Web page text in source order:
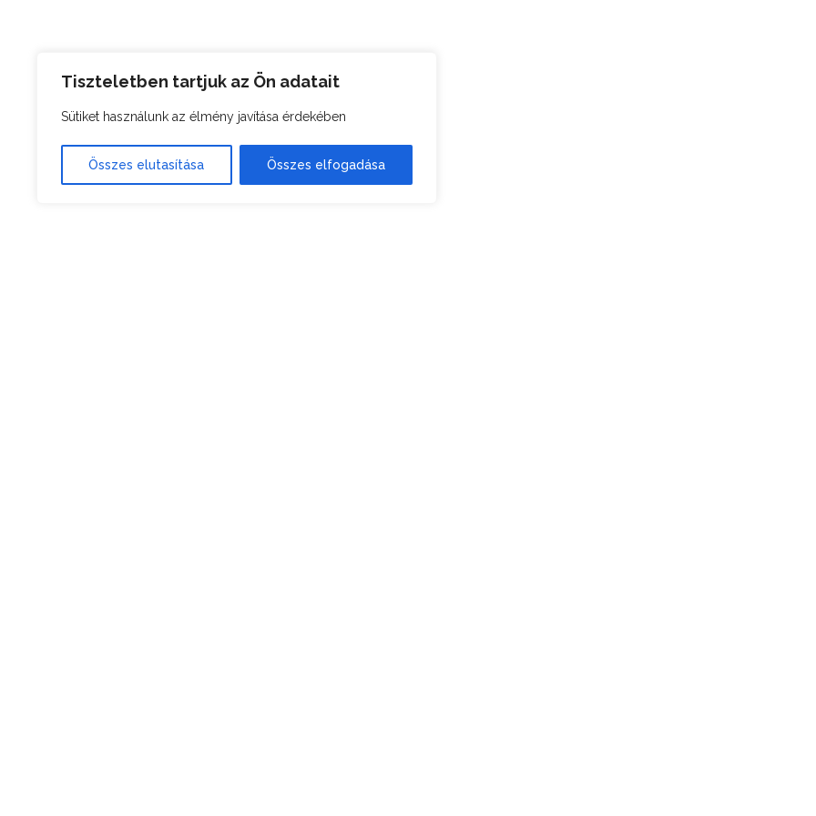
Tiszteletben tartjuk az Ön adatait
Sütiket használunk az élmény javítása érdekében
Összes elutasítása Összes elfogadása